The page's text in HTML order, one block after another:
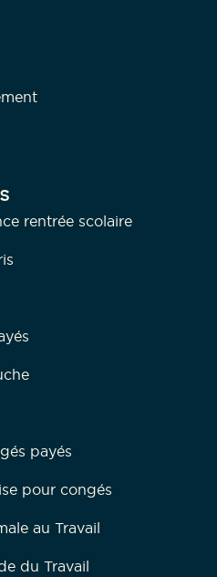
rentrée scolaire
payés
pour congés
au Travail
du Travail